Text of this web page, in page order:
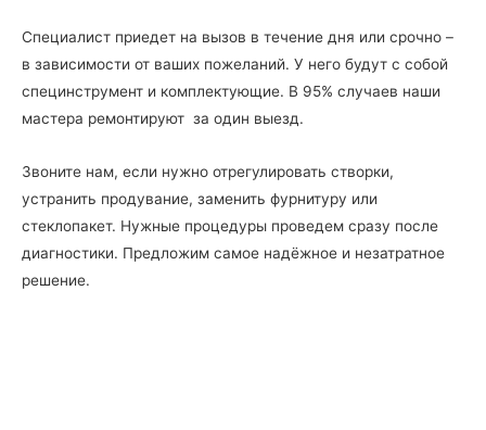
Специалист приедет на вызов в течение дня или срочно –
в зависимости от ваших пожеланий. У него будут с собой
специнструмент и комплектующие. В 95% случаев наши
мастера ремонтируют за один выезд.
Звоните нам, если нужно отрегулировать створки,
устранить продувание, заменить фурнитуру или
стеклопакет. Нужные процедуры проведем сразу после
диагностики. Предложим самое надёжное и незатратное
решение.